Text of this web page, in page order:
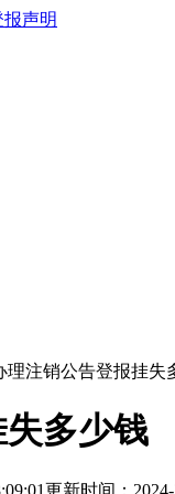
声明
理注销公告登报挂失
多少钱
更新时间：2024-